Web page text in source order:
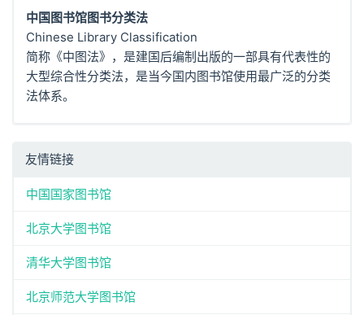
中国图书馆图书分类法
Chinese Library Classification
简称《中图法》，是建国后编制出版的一部具有代表性的
大型综合性分类法，是当今国内图书馆使用最广泛的分类
法体系。
友情链接
中国国家图书馆
北京大学图书馆
清华大学图书馆
北京师范大学图书馆